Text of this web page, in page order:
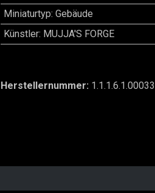
Miniaturtyp: Gebäude
Künstler: MUJJA'S FORGE
Herstellernummer: 1.1.1.6.1.00033